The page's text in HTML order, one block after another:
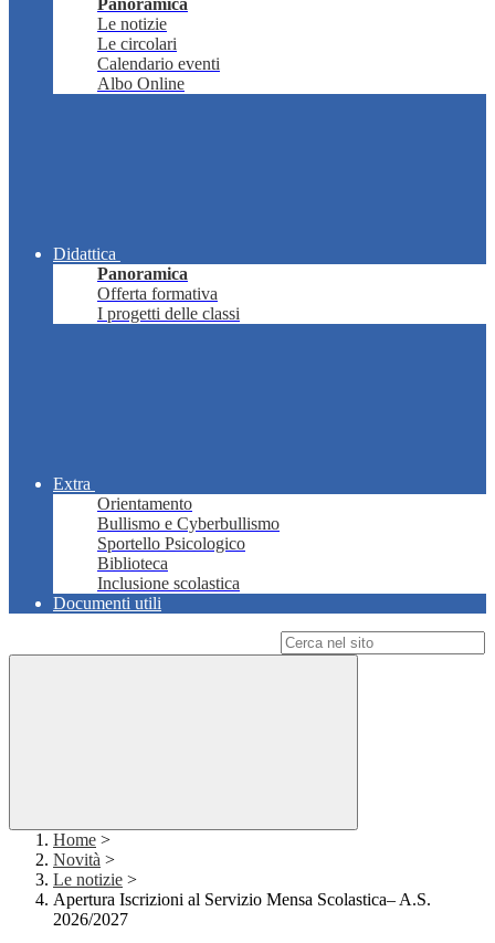
Panoramica
Le notizie
Le circolari
Calendario eventi
Albo Online
Didattica
Panoramica
Offerta formativa
I progetti delle classi
Extra
Orientamento
Bullismo e Cyberbullismo
Sportello Psicologico
Biblioteca
Inclusione scolastica
Documenti utili
Home >
Novità >
Le notizie >
Apertura Iscrizioni al Servizio Mensa Scolastica– A.S.
2026/2027